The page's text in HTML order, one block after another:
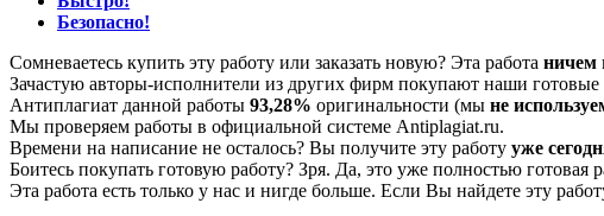
Безопасно!
Сомневаетесь купить эту работу или заказать новую? Эта работа ничем
Зачастую авторы-исполнители из других фирм покупают наши
Антиплагиат данной работы 93,28% оригинальности (мы не
Мы проверяем работы в официальной системе Аntiplagiat.ru.
Времени на написание не осталось? Вы получите эту работу уже
Боитесь покупать готовую работу? Зря. Да, это уже полностью готовая
Эта работа есть только у нас и нигде больше. Если Вы найдете эту